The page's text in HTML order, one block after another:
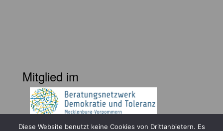
Mitglied im
Diese Website benutzt keine Cookies von Drittanbietern. Es